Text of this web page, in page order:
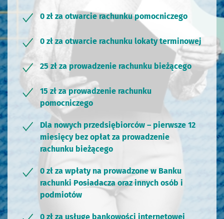
0 zł za otwarcie rachunku pomocniczego
0 zł za otwarcie rachunku lokaty terminowej
25 zł za prowadzenie rachunku bieżącego
15 zł za prowadzenie rachunku
pomocniczego
Dla nowych przedsiębiorców – pierwsze 12
miesięcy bez opłat za prowadzenie
rachunku bieżącego
0 zł za wpłaty na prowadzone w Banku
rachunki Posiadacza oraz innych osób i
podmiotów
0 zł za usługę bankowości internetowej